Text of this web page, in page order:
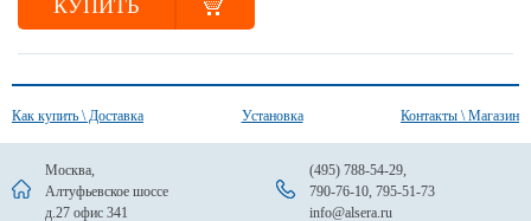
КУПИТЬ
Как купить \ Доставка Установка Контакты \ Магазин
Москва,
Алтуфьевское шоссе
д.27 офис 341
(495) 788-54-29,
790-76-10, 795-51-73
info@alsera.ru